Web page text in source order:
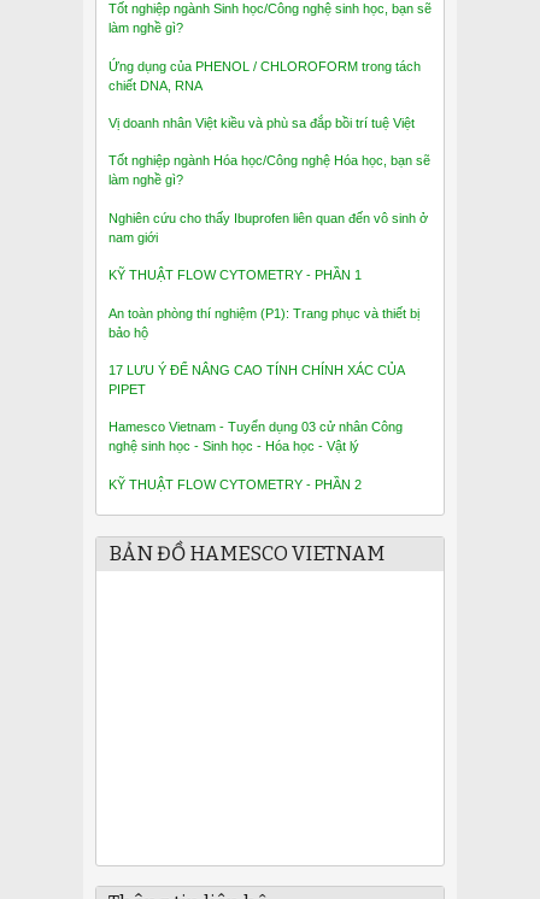
Tốt nghiệp ngành Sinh học/Công nghệ sinh học, bạn sẽ
làm nghề gì?
Ứng dụng của PHENOL / CHLOROFORM trong tách
chiết DNA, RNA
Vị doanh nhân Việt kiều và phù sa đắp bồi trí tuệ Việt
Tốt nghiệp ngành Hóa học/Công nghệ Hóa học, bạn sẽ
làm nghề gì?
Nghiên cứu cho thấy Ibuprofen liên quan đến vô sinh ở
nam giới
KỸ THUẬT FLOW CYTOMETRY - PHẦN 1
An toàn phòng thí nghiệm (P1): Trang phục và thiết bị
bảo hộ
17 LƯU Ý ĐỂ NÂNG CAO TÍNH CHÍNH XÁC CỦA
PIPET
Hamesco Vietnam - Tuyển dụng 03 cử nhân Công
nghệ sinh học - Sinh học - Hóa học - Vật lý
KỸ THUẬT FLOW CYTOMETRY - PHẦN 2
BẢN ĐỒ HAMESCO VIETNAM